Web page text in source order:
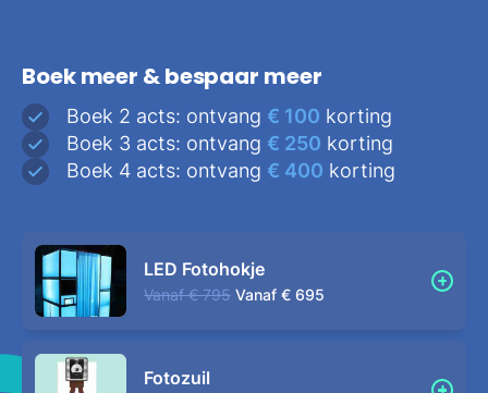
Boek meer & bespaar meer
Boek 2 acts: ontvang € 100 korting
Boek 3 acts: ontvang € 250 korting
Boek 4 acts: ontvang € 400 korting
LED Fotohokje
Vanaf € 795 Vanaf € 695
Fotozuil